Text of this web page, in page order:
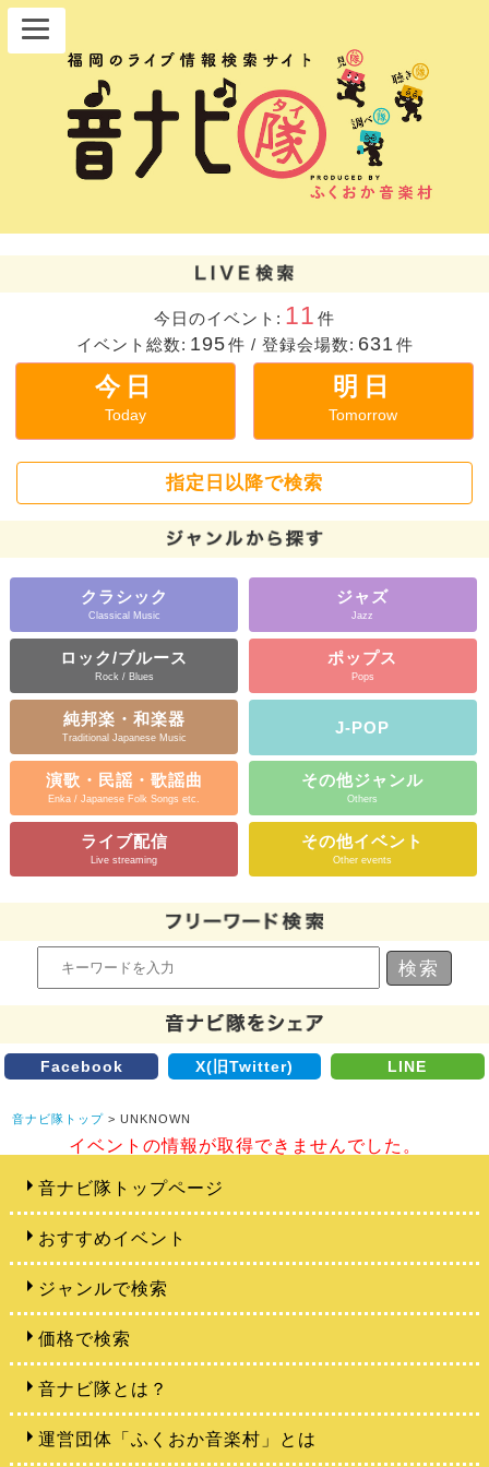
今日のイベント: 11 件
イベント総数: 195件 / 登録会場数: 631 件
今日
Today
明日
Tomorrow
指定日以降で検索
クラシック
Classical Music
ジャズ
Jazz
ロック/ブルース
Rock / Blues
ポップス
Pops
純邦楽・和楽器
Traditional Japanese Music
J-POP
演歌・民謡・歌謡曲
Enka / Japanese Folk Songs etc.
その他ジャンル
Others
ライブ配信
Live streaming
その他イベント
Other events
Facebook X(旧Twitter) LINE
音ナビ隊トップ > UNKNOWN
イベントの情報が取得できませんでした。
音ナビ隊トップページ
おすすめイベント
ジャンルで検索
価格で検索
音ナビ隊とは？
運営団体「ふくおか音楽村」とは